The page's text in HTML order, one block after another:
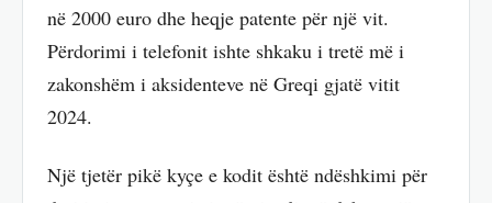
në 2000 euro dhe heqje patente për një vit.
Përdorimi i telefonit ishte shkaku i tretë më i
zakonshëm i aksidenteve në Greqi gjatë vitit
2024.
Një tjetër pikë kyçe e kodit është ndëshkimi për